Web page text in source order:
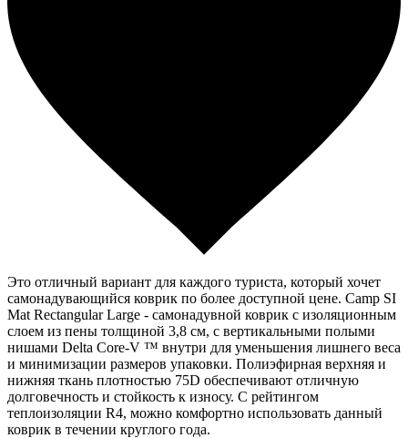
Это отличный вариант для каждого туриста, который хочет
самонадувающийся коврик по более доступной цене. Camp SI
Mat Rectangular Large - самонадувной коврик с изоляционным
слоем из пены толщиной 3,8 см, с вертикальными полыми
нишами Delta Core-V ™ внутри для уменьшения лишнего веса
и минимизации размеров упаковки. Полиэфирная верхняя и
нижняя ткань плотностью 75D обеспечивают отличную
долговечность и стойкость к износу. С рейтингом
теплоизоляции R4, можно комфортно использовать данный
коврик в течении круглого года.